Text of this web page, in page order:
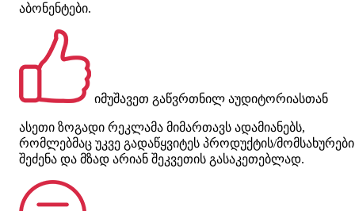
აბონენტები.
იმუშავეთ გაწვრთნილ აუდიტორიასთან
ასეთი ზოგადი რეკლამა მიმართავს ადამიანებს,
რომლებმაც უკვე გადაწყვიტეს პროდუქტის/
შეძენა და მზად არიან შეკვეთის გასაკეთებლად.